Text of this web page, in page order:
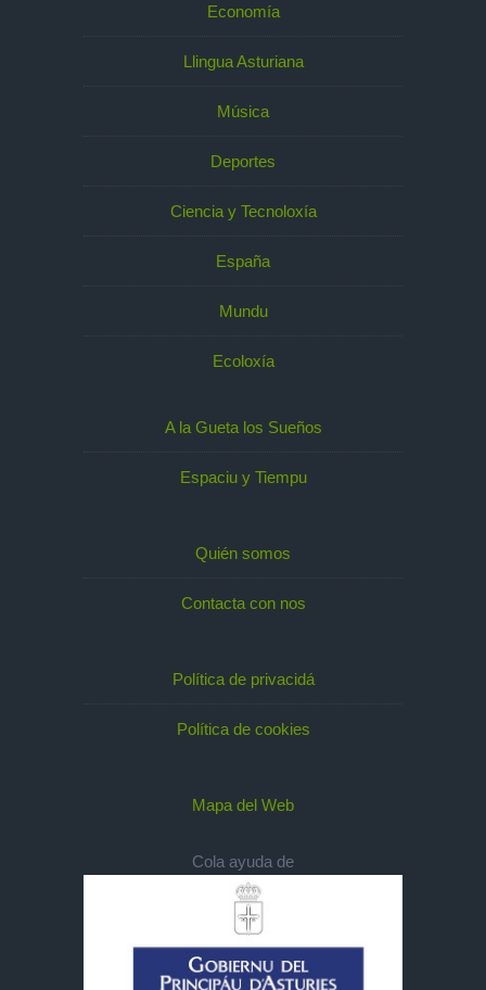
Economía
Llingua Asturiana
Música
Deportes
Ciencia y Tecnoloxía
España
Mundu
Ecoloxía
A la Gueta los Sueños
Espaciu y Tiempu
Quién somos
Contacta con nos
Política de privacidá
Política de cookies
Mapa del Web
Cola ayuda de